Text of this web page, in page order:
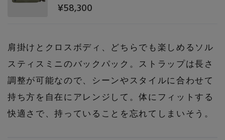
¥58,300
肩掛けとクロスボディ、どちらでも楽しめるソル
スティスミニのバックパック。ストラップは長さ
調整が可能なので、シーンやスタイルに合わせて
持ち方を自在にアレンジして。体にフィットする
快適さで、持っていることを忘れてしまいそう。